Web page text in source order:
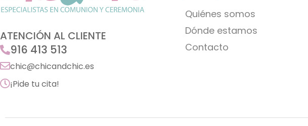
ATENCIÓN AL CLIENTE
916 413 513
chic@chicandchic.es
¡Pide tu cita!
Quiénes somos
Dónde estamos
Contacto